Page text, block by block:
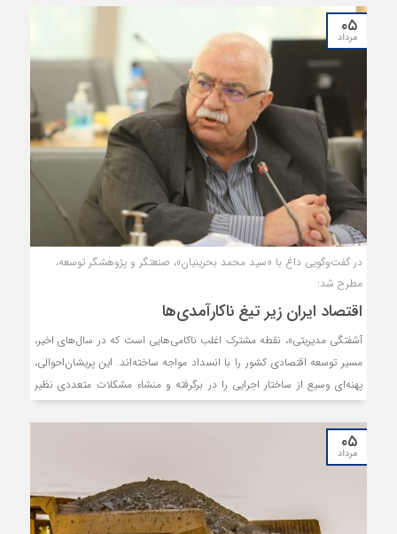
۰۵
مرداد
در گفت‌وگویی داغ با «سید محمد بحرینیان»، صنعتگر و پژوهشگر توسعه،
مطرح شد:
اقتصاد ایران زیر تیغ ناکارآمدی‌ها
آشفتگی مدیریتی»، نقطه مشترک اغلب ناکامی‌هایی ا‌ست که در سال‌های اخیر،
مسیر توسعه اقتصادی کشور را با انسداد مواجه ساخته‌اند. این پریشان‌احوالی،
پهنه‌ای وسیع از ساختار اجرایی را در برگرفته و منشاء مشکلات متعددی نظیر
بحران‌ انرژی، چالش تأمین مالی و تخصیص منابع و... بوده است.
۰۵
مرداد